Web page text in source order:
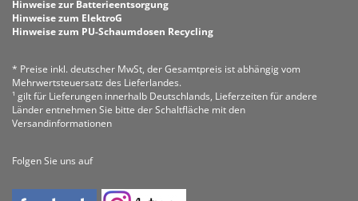
Hinweise zur Batterieentsorgung
Hinweise zum ElektroG
Hinweise zum PU-Schaumdosen Recycling
* Preise inkl. deutscher MwSt, der Gesamtpreis ist abhängig vom
Mehrwertsteuersatz des Lieferlandes.
¹ gilt für Lieferungen innerhalb Deutschlands, Lieferzeiten für andere
Länder entnehmen Sie bitte der Schaltfläche mit den
Versandinformationen
Folgen Sie uns auf